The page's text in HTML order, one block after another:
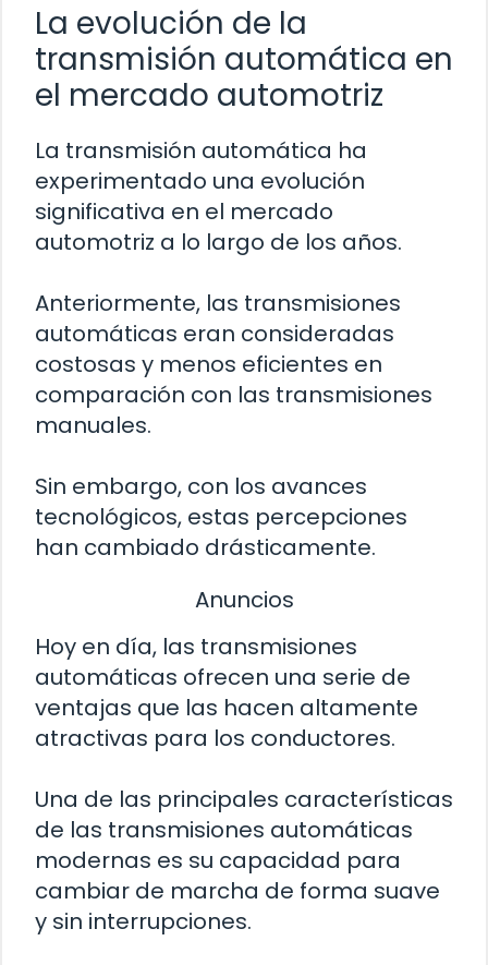
La evolución de la
transmisión automática en
el mercado automotriz
La transmisión automática ha
experimentado una evolución
significativa en el mercado
automotriz a lo largo de los años.
Anteriormente, las transmisiones
automáticas eran consideradas
costosas y menos eficientes en
comparación con las transmisiones
manuales.
Sin embargo, con los avances
tecnológicos, estas percepciones
han cambiado drásticamente.
Anuncios
Hoy en día, las transmisiones
automáticas ofrecen una serie de
ventajas que las hacen altamente
atractivas para los conductores.
Una de las principales características
de las transmisiones automáticas
modernas es su capacidad para
cambiar de marcha de forma suave
y sin interrupciones.